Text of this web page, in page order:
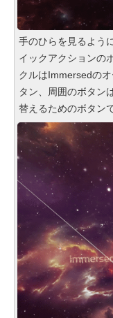
手のひらを見るよう
イックアクションの
クルはImmersedの
タン、周囲のボタン
替えるためのボタン